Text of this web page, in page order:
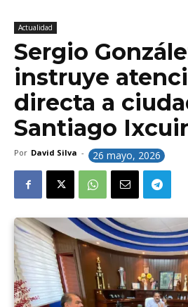
Actualidad
Sergio
instruye
directa a
Santiago
Por David Silva - 26 mayo, 2026